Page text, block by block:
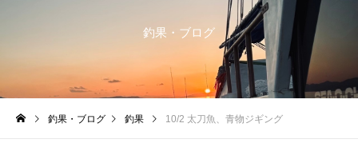
釣果・ブログ
釣果・ブログ 釣果 10/2 太刀魚、青物ジギング